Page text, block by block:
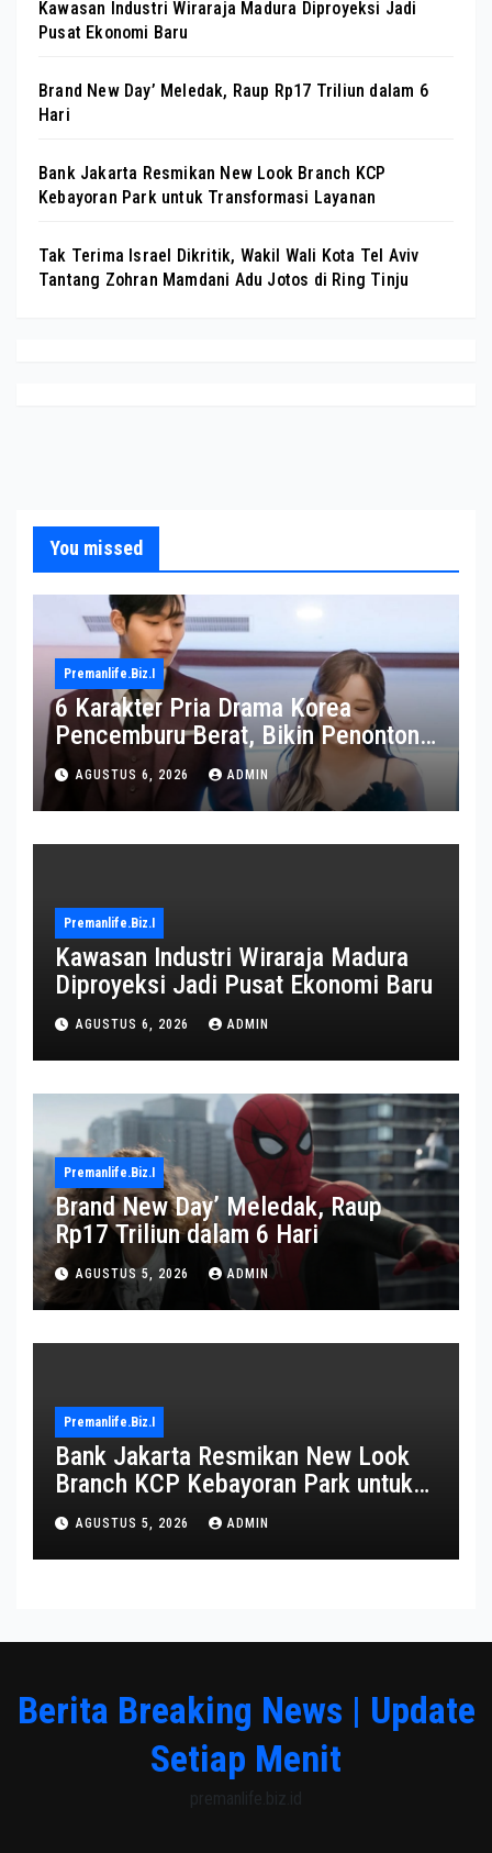
Kawasan Industri Wiraraja Madura Diproyeksi Jadi
Pusat Ekonomi Baru
Brand New Day’ Meledak, Raup Rp17 Triliun dalam 6
Hari
Bank Jakarta Resmikan New Look Branch KCP
Kebayoran Park untuk Transformasi Layanan
Tak Terima Israel Dikritik, Wakil Wali Kota Tel Aviv
Tantang Zohran Mamdani Adu Jotos di Ring Tinju
You missed
Premanlife.biz.i
6 Karakter Pria Drama Korea
Pencemburu Berat, Bikin Penonton
Gemas
AGUSTUS 6, 2026 ADMIN
Premanlife.biz.i
Kawasan Industri Wiraraja Madura
Diproyeksi Jadi Pusat Ekonomi Baru
AGUSTUS 6, 2026 ADMIN
Premanlife.biz.i
Brand New Day’ Meledak, Raup
Rp17 Triliun dalam 6 Hari
AGUSTUS 5, 2026 ADMIN
Premanlife.biz.i
Bank Jakarta Resmikan New Look
Branch KCP Kebayoran Park untuk
Transformasi Layanan
AGUSTUS 5, 2026 ADMIN
Berita Breaking News | Update
Setiap Menit
premanlife.biz.id